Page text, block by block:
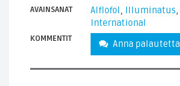
AVAINSANAT Alflofol, Illuminatus,
International
KOMMENTIT Anna palautetta